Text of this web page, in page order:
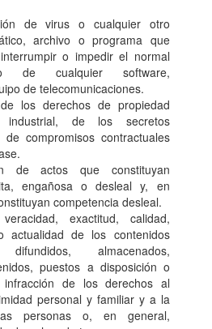
de virus o cualquier otro
archivo o programa que
o impedir el normal
de cualquier software,
de telecomunicaciones.
los derechos de propiedad
industrial, de los secretos
de compromisos contractuales
de actos que constituyan
engañosa o desleal y, en
competencia desleal.
exactitud, calidad,
actualidad de los contenidos
difundidos, almacenados,
puestos a disposición o
infracción de los derechos al
personal y familiar y a la
personas o, en general,